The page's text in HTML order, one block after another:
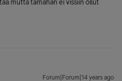
mutta tämähän ei vissiin ollut
Forum|Forum|14 years ago